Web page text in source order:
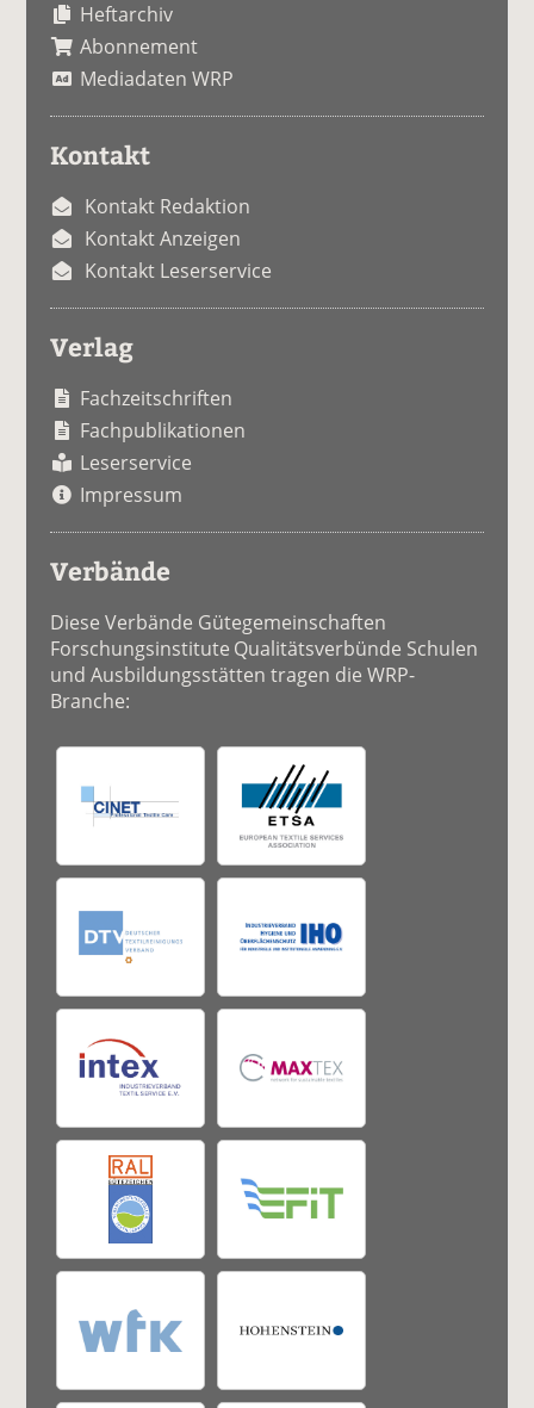
Heftarchiv
Abonnement
Mediadaten WRP
Kontakt
Kontakt Redaktion
Kontakt Anzeigen
Kontakt Leserservice
Verlag
Fachzeitschriften
Fachpublikationen
Leserservice
Impressum
Verbände
Diese Verbände Gütegemeinschaften
Forschungsinstitute Qualitätsverbünde Schulen
und Ausbildungsstätten tragen die WRP-
Branche: